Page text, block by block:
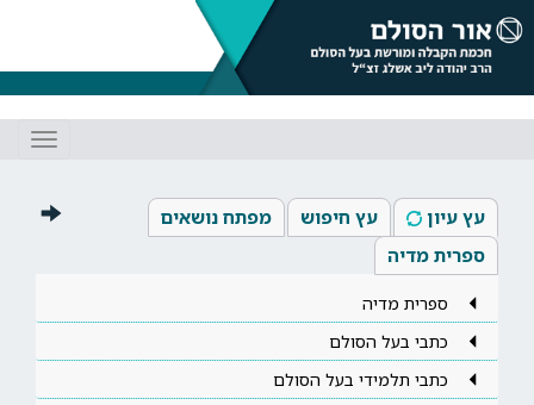
עץ עיון עץ חיפוש
מפתח נושאים
ספרית מדיה
ספרית מדיה
כתבי בעל הסולם
כתבי תלמידי בעל הסולם